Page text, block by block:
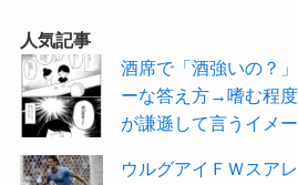
人気記事
酒席で「酒強いの？
ーな答え方→嗜む程
が謙遜して言うイメー
ウルグアイＦＷスア